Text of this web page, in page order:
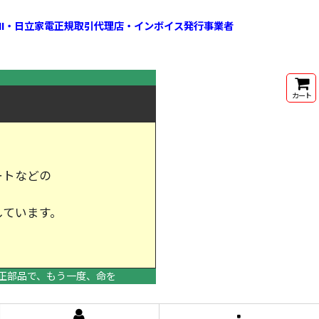
日立家電正規取引代理店・インボイス発行事業者
などの
います。
ます。
品で、もう一度、命を
カート